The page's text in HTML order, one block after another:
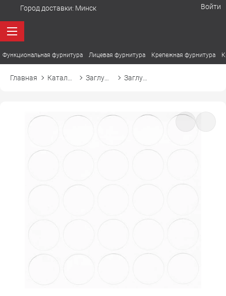
Город доставки: Минск Войти
Функциональная фурнитура Лицевая фурнитура Крепежная фурнитура
Главная